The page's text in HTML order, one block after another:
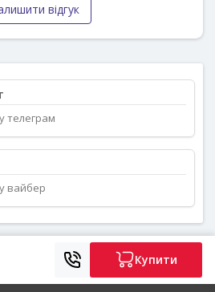
відгук
телеграм
вайбер
Купити